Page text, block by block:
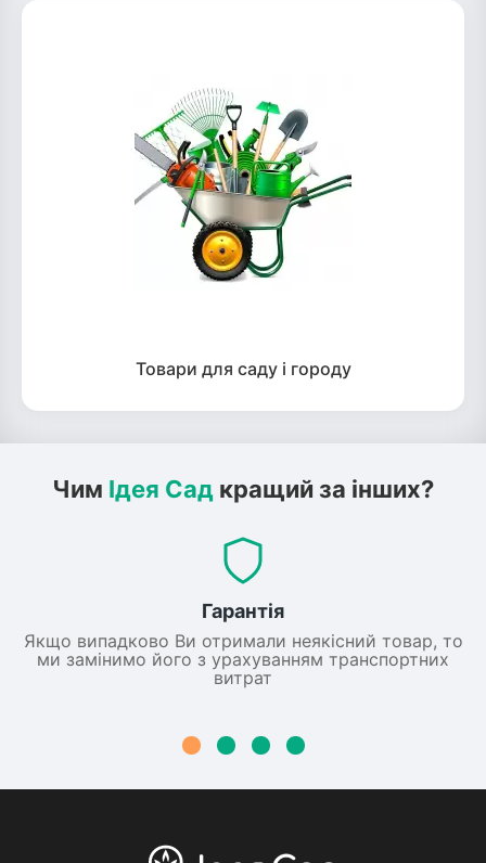
Товари для саду і городу
Чим Ідея Сад кращий за інших?
Гарантія
Якщо випадково Ви отримали неякісний товар, то
ми замінимо його з урахуванням транспортних
витрат